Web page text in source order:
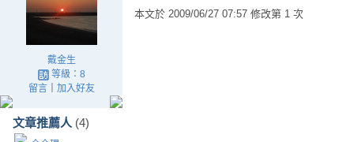
戴金生
等級：8
留言｜ 加入好友
文章推薦人 (4)
本文於 2009/06/27 07:57 修改第 1 次